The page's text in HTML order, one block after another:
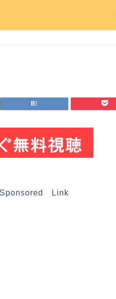
Sponsored Link